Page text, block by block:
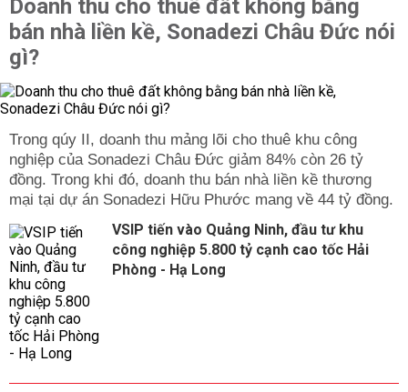
Doanh thu cho thuê đất không bằng
bán nhà liền kề, Sonadezi Châu Đức nói
gì?
Trong qúy II, doanh thu mảng lõi cho thuê khu công
nghiệp của Sonadezi Châu Đức giảm 84% còn 26 tỷ
đồng. Trong khi đó, doanh thu bán nhà liền kề thương
mại tại dự án Sonadezi Hữu Phước mang về 44 tỷ đồng.
VSIP tiến vào Quảng Ninh, đầu tư khu
công nghiệp 5.800 tỷ cạnh cao tốc Hải
Phòng - Hạ Long